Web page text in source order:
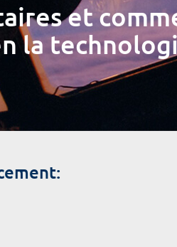
et
la